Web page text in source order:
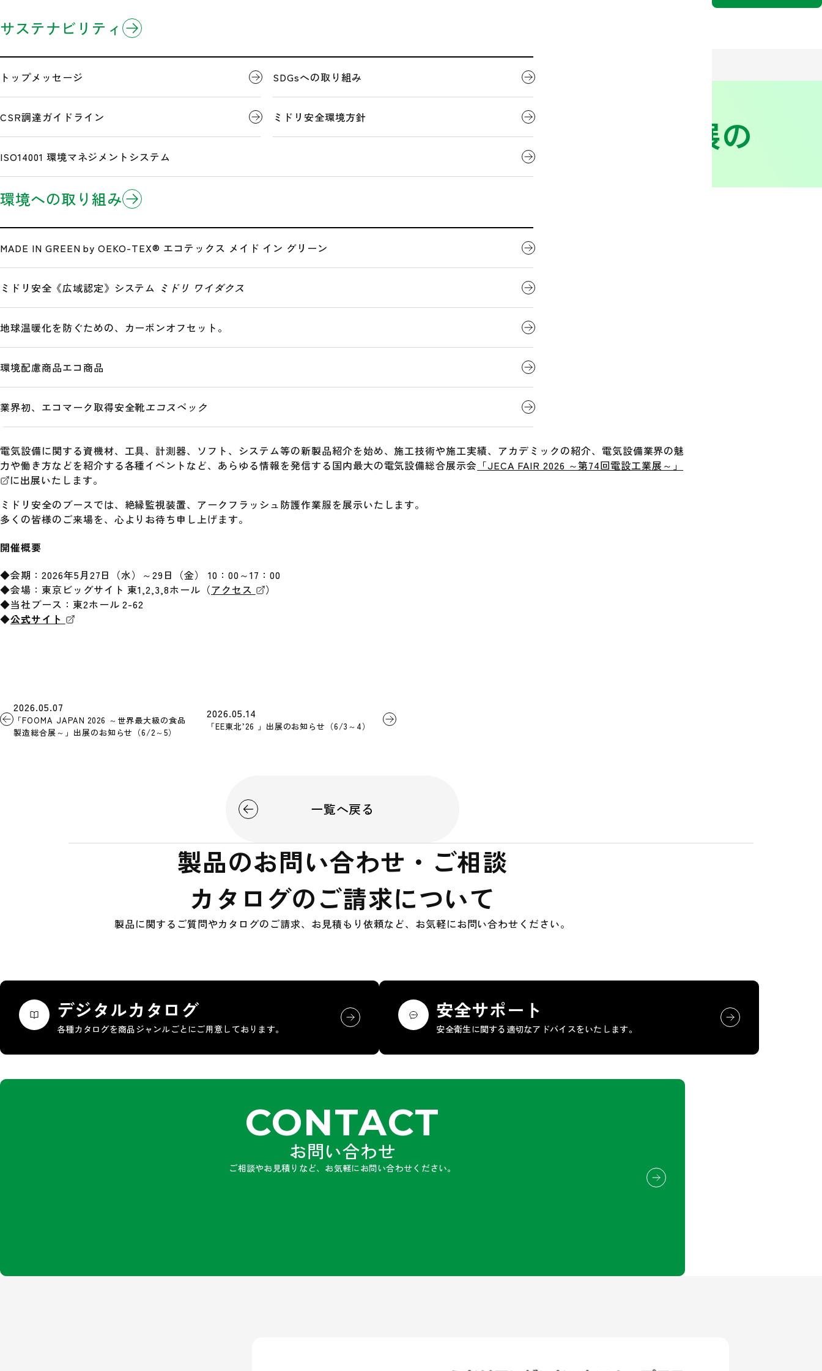
企業情報
3分でわかるミドリ安全 代表者ごあいさつ
企業理念 会社概要
沿革
広告・メディア情報
製品情報
製品のお知らせ 製品について
Eコマース/EDI(電子商取引) デジタルカタログ
研究開発
開発事例
サステナビリティ
トップメッセージ SDGsへの取り組み
CSR調達ガイドライン ミドリ安全環境方針
ISO14001 環境マネジメントシステム
環境への取り組み
MADE IN GREEN by OEKO-TEX® エコテックス メイド イン グリーン
ミドリ安全《広域認定》システム ミドリ ワイダクス
地球温暖化を防ぐための、カーボンオフセット。
環境配慮商品エコ商品
業界初、エコマーク取得安全靴エコスペック
2026.05.11 イベント
「JECA FAIR 2026 ～第74回電設工業展～」出展の
お知らせ（5/27～29）
本イベントは終了いたしました。多くの皆様にご来場いただき、ありがとうございました。
電気設備に関する資機材、工具、計測器、ソフト、システム等の新製品紹介を始め、施工技術や施工実績、アカデミックの紹介、電気設備業界の魅
力や働き方などを紹介する各種イベントなど、あらゆる情報を発信する国内最大の電気設備総合展示会 「JECA FAIR 2026 ～第74回電設工業展～」
に出展いたします。
ミドリ安全のブースでは、絶縁監視装置、アークフラッシュ防護作業服を展示いたします。
多くの皆様のご来場を、心よりお待ち申し上げます。
開催概要
◆会期：2026年5月27日（水）～29日（金） 10：00～17：00
◆会場：東京ビッグサイト 東1,2,3,8ホール（アクセス
）
◆当社ブース：東2ホール 2-62
◆公式サイト
2026.05.07
「FOOMA JAPAN 2026 ～世界最大級の食品
製造総合展～」出展のお知らせ（6/2～5）
2026.05.14
「EE東北’26 」出展のお知らせ（6/3～4）
一覧へ戻る
製品のお問い合わせ・ご相談
カタログのご請求について
製品に関するご質問やカタログのご請求、お見積もり依頼など、お気軽にお問い合わせください。
デジタルカタログ
各種カタログを商品ジャンルごとにご用意しております。
安全サポート
安全衛生に関する適切なアドバイスをいたします。
CONTACT
お問い合わせ
ご相談やお見積りなど、お気軽にお問い合わせください。